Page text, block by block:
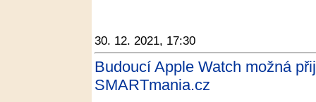
30. 12. 2021, 17:30
Budoucí Apple Watch možná
SMARTmania.cz